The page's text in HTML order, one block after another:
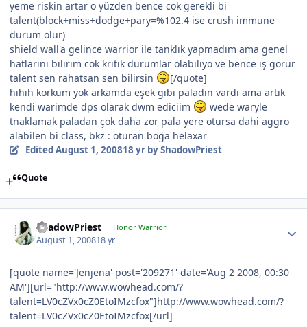
yeme riskin artar o yüzden bence cok gerekli bi
talent(block+miss+dodge+pary=%102.4 ise crush immune
durum olur)
shield wall'a gelince warrior ile tanklık yapmadım ama genel
hatlarını bilirim cok kritik durumlar olabiliyo ve bence iş görür
talent sen rahatsan sen bilirsin
[/quote]
hihih korkum yok arkamda eşek gibi paladin vardı ama artık
kendi warimde dps olarak dwm ediciim
wede waryle
tnaklamak paladan çok daha zor pala yere otursa dahi aggro
alabilen bi class, bkz : oturan boğa helaxar
EditedAugust 1, 200818 yrby ShadowPriest
Quote
ShadowPriest Honor Warrior
August 1, 200818 yr
[quote name='Jenjena' post='209271' date='Aug 2 2008, 00:30
AM'][url="http://www.wowhead.com/?
talent=LV0cZVx0cZ0EtoIMzcfox"]http://www.wowhead.com/?
talent=LV0cZVx0cZ0EtoIMzcfox[/url]